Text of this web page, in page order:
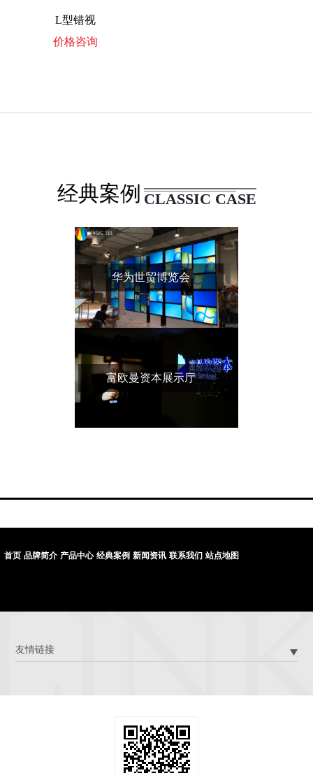
L型错视
价格咨询
经典案例 CLASSIC CASE
华为世贸博览会
富欧曼资本展示厅
首页 品牌简介 产品中心 经典案例 新闻资讯 联系我们 站点地图
友情链接